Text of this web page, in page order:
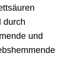
durch
und